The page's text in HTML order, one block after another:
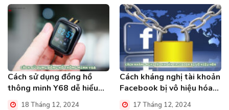
Cách sử dụng đồng hồ
thông minh Y68 dễ hiểu
mới nhất
18 Tháng 12, 2024
Cách kháng nghị tài khoản
Facebook bị vô hiệu hóa
trong chớp mắt
17 Tháng 12, 2024